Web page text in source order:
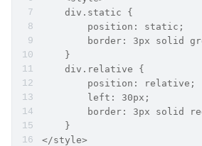
    div.static {
        position: static;
border: 3px solid
    }
    div.relative {
        position: relative;
        left: 30px;
border: 3px solid
    }
</style>